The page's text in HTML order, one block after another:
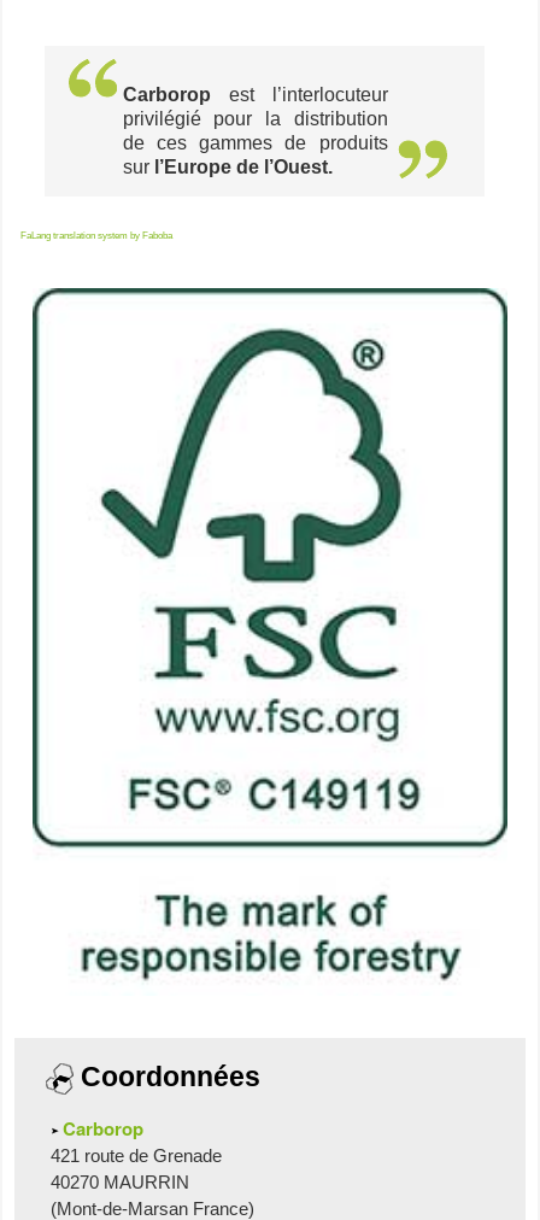
Carborop est l’interlocuteur
privilégié pour la distribution
de ces gammes de produits
surl’Europe de l’Ouest.
FaLang translation system by Faboba
Coordonnées
Carborop
421 route de Grenade
40270 MAURRIN
(Mont-de-Marsan France)